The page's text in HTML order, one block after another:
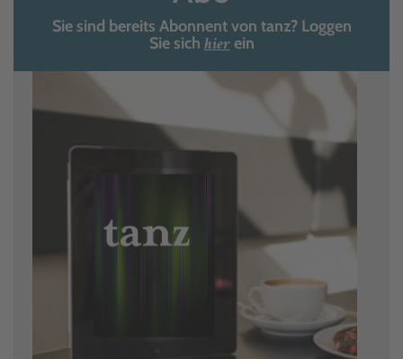
Sie sind bereits Abonnent von tanz? Loggen
Sie sich hierein